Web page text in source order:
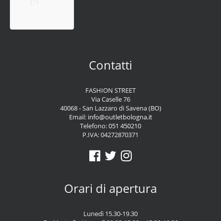
Contatti
FASHION STREET
Via Caselle 76
40068 - San Lazzaro di Savena (BO)
Email: info@outletbologna.it
Telefono:051 450210
P.IVA: 04272870371
Orari di apertura
Lunedì 15.30-19.30